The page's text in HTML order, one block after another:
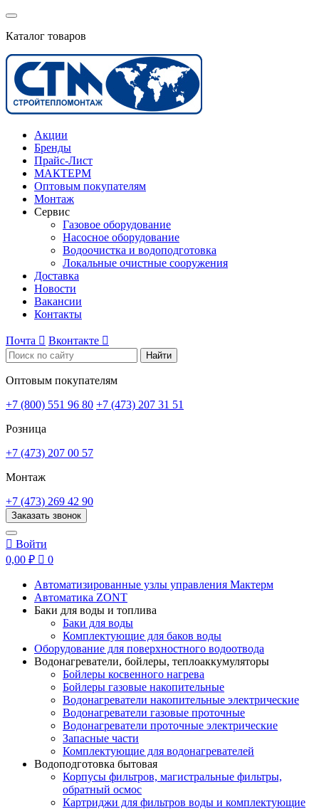
Каталог товаров
Акции
Бренды
Прайс-Лист
МАКТЕРМ
Оптовым покупателям
Монтаж
Сервис
Газовое оборудование
Насосное оборудование
Водоочистка и водоподготовка
Локальные очистные сооружения
Доставка
Новости
Вакансии
Контакты
Почта  Вконтакте 
Найти
Оптовым покупателям
+7 (800) 551 96 80 +7 (473) 207 31 51
Розница
+7 (473) 207 00 57
Монтаж
+7 (473) 269 42 90
Заказать звонок
 Войти
0,00 ₽  0
Автоматизированные узлы управления Мактерм
Автоматика ZONT
Баки для воды и топлива
Баки для воды
Комплектующие для баков воды
Оборудование для поверхностного водоотвода
Водонагреватели, бойлеры, теплоаккумуляторы
Бойлеры косвенного нагрева
Бойлеры газовые накопительные
Водонагреватели накопительные электрические
Водонагреватели газовые проточные
Водонагреватели проточные электрические
Запасные части
Комплектующие для водонагревателей
Водоподготовка бытовая
Корпусы фильтров, магистральные фильтры,
обратный осмос
Картриджи для фильтров воды и комплектующие